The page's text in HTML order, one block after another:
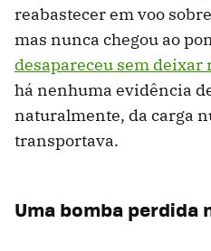
reabastecer em voo
mas nunca chegou ao
desapareceu sem deixar
há nenhuma evidência
naturalmente, da carga
transportava.
Uma bomba perdida